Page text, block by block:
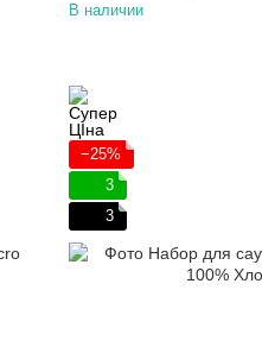
В наличии
−25%
3
3